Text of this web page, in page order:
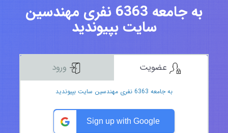
به جامعه 6363 نفری مهندسین
سایت بپیوندید
به جامعه 6363 نفری مهندسین سایت بپیوندید
Sign up with Google